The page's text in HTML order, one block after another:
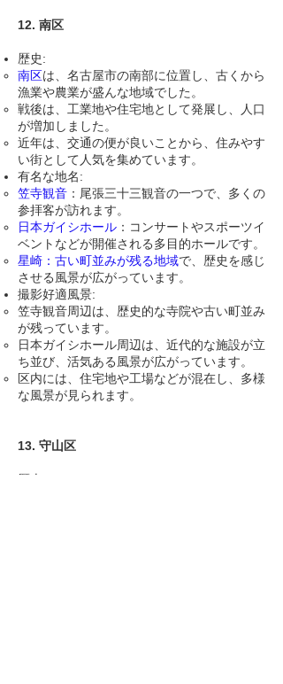
12. 南区
歴史:
南区は、名古屋市の南部に位置し、古くから
漁業や農業が盛んな地域でした。
戦後は、工業地や住宅地として発展し、人口
が増加しました。
近年は、交通の便が良いことから、住みやす
い街として人気を集めています。
有名な地名:
笠寺観音 ：尾張三十三観音の一つで、多くの
参拝客が訪れます。
日本ガイシホール ：コンサートやスポーツイ
ベントなどが開催される多目的ホールです。
星崎：古い町並みが残る地域で、歴史を感じ
させる風景が広がっています。
撮影好適風景:
笠寺観音周辺は、歴史的な寺院や古い町並み
が残っています。
日本ガイシホール周辺は、近代的な施設が立
ち並び、活気ある風景が広がっています。
区内には、住宅地や工場などが混在し、多様
な風景が見られます。
13. 守山区
歴史: